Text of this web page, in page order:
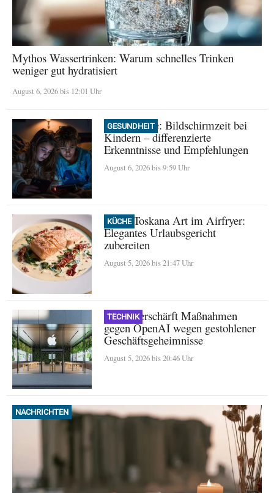
Mythos Wassertrinken: Warum schnelles Trinken
weniger gut hydratisiert
August 6, 2026 bis 12:01 Uhr
GESUNDHEIT
Neue Studie: Bildschirmzeit bei
Kindern – differenzierte
Erkenntnisse und Empfehlungen
August 6, 2026 bis 9:59 Uhr
KÜCHE
Lachs Toskana Art im Airfryer:
Elegantes Urlaubsgericht
zubereiten
August 5, 2026 bis 21:47 Uhr
TECHNIK
Apple verschärft Maßnahmen
gegen OpenAI wegen gestohlener
Geschäftsgeheimnisse
August 5, 2026 bis 20:46 Uhr
NACHRICHTEN